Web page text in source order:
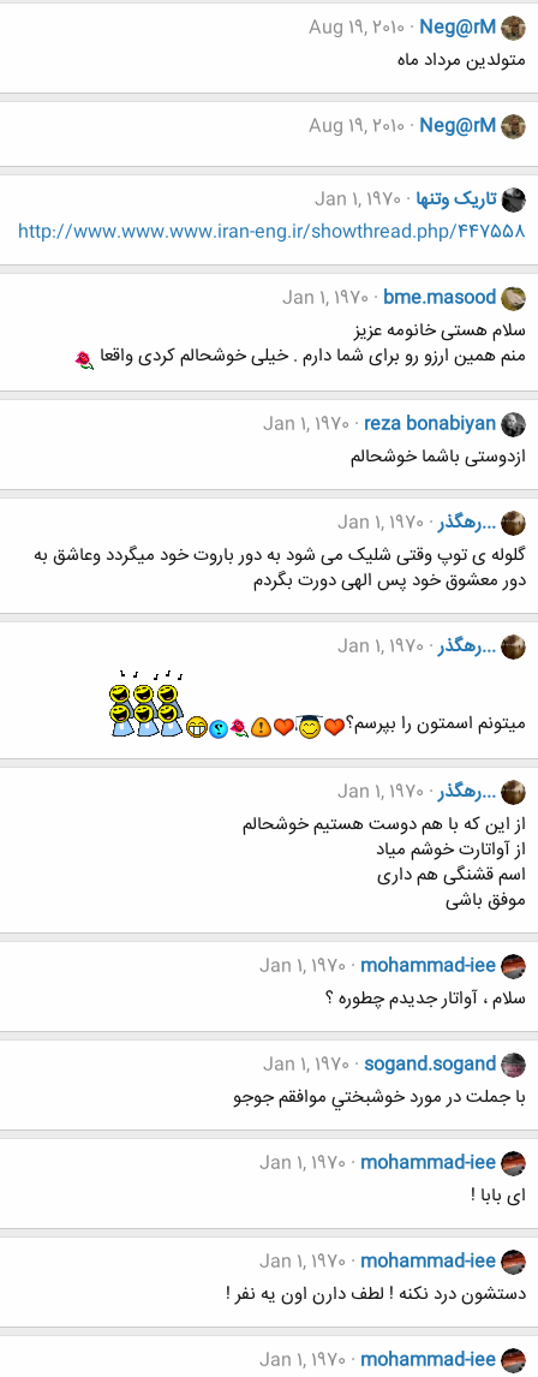
Neg@rM
Aug 19, 2010
متولدین مرداد ماه
Neg@rM
Aug 19, 2010
تاریک وتنها Jan 1, 1970
http://www.www.www.iran-eng.ir/showthread.php/447558
bme.masood
Jan 1, 1970
سلام هستی خانومه عزیز
منم همین ارزو رو برای شما دارم . خیلی خوشحالم کردی واقعا
reza bonabiyan
Jan 1, 1970
ازدوستی باشما خوشحالم
...رهگذر Jan 1, 1970
گلوله ی توپ وقتی شلیک می شود به دور باروت خود میگردد وعاشق به
دور معشوق خود پس الهی دورت بگردم
...رهگذر Jan 1, 1970
میتونم اسمتون را بپرسم؟
...رهگذر Jan 1, 1970
از این که با هم دوست هستیم خوشحالم
از آواتارت خوشم میاد
اسم قشنگی هم داری
موفق باشی
mohammad-iee
Jan 1, 1970
سلام ، آواتار جدیدم چطوره ؟
sogand.sogand
Jan 1, 1970
با جملت در مورد خوشبختي موافقم جوجو
mohammad-iee
Jan 1, 1970
ای بابا !
mohammad-iee
Jan 1, 1970
دستشون درد نکنه ! لطف دارن اون یه نفر !
mohammad-iee
Jan 1, 1970